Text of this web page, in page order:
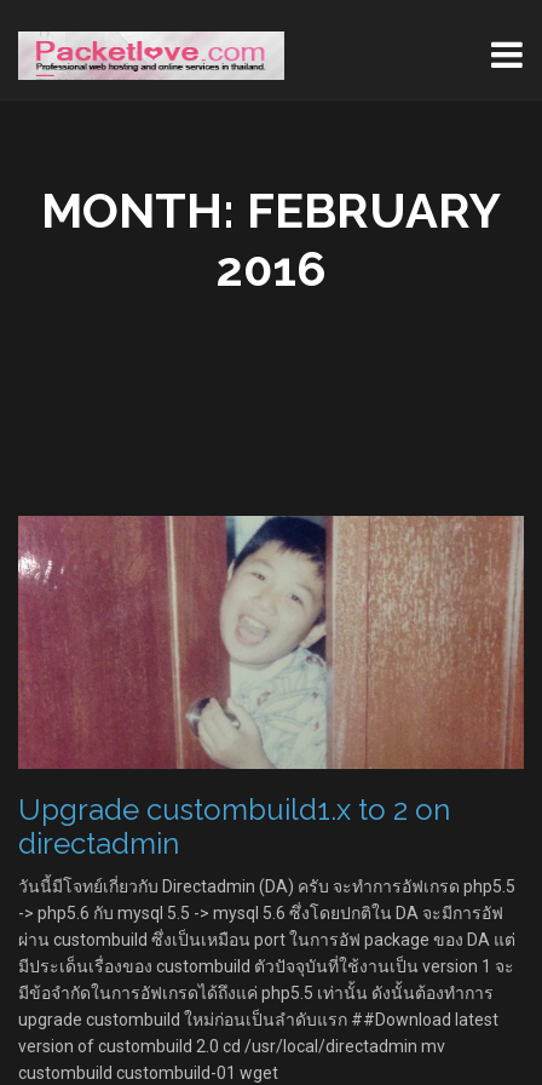
MONTH: FEBRUARY
2016
Upgrade custombuild1.x to 2 on
directadmin
วันนี้มีโจทย์เกี่ยวกับ Directadmin (DA) ครับ จะทำการอัฟเกรด php5.5
-> php5.6 กับ mysql 5.5 -> mysql 5.6 ซึ่งโดยปกติใน DA จะมีการอัฟ
ผ่าน custombuild ซึ่งเป็นเหมือน port ในการอัฟ package ของ DA แต่
มีประเด็นเรื่องของ custombuild ตัวปัจจุบันที่ใช้งานเป็น version 1 จะ
มีข้อจำกัดในการอัฟเกรดได้ถึงแค่ php5.5 เท่านั้น ดังนั้นต้องทำการ
upgrade custombuild ใหม่ก่อนเป็นลำดับแรก ##Download latest
version of custombuild 2.0 cd /usr/local/directadmin mv
custombuild custombuild-01 wget